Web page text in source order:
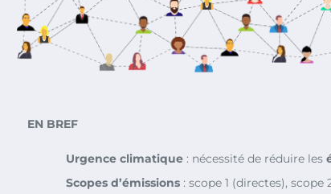
EN BREF
Urgence climatique : nécessité de réduire les
Scopes d’émissions : scope 1 (directes), scope